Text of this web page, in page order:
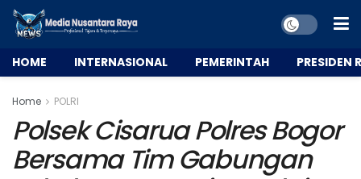
HOME INTERNASIONAL PEMERINTAH PRESIDEN
Home POLRI
Polsek Cisarua Polres Bogor
Bersama Tim Gabungan